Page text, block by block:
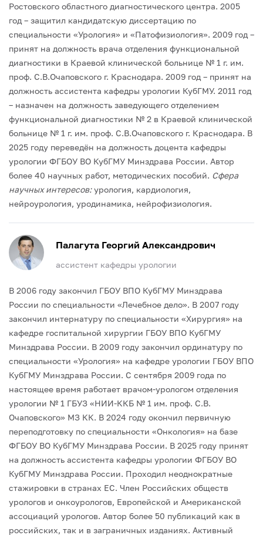
Ростовского областного диагностического центра. 2005
год – защитил кандидатскую диссертацию по
специальности «Урология» и «Патофизиология». 2009 год –
принят на должность врача отделения функциональной
диагностики в Краевой клинической больнице № 1 г. им.
проф. С.В.Очаповского г. Краснодара. 2009 год – принят на
должность ассистента кафедры урологии КубГМУ. 2011 год
– назначен на должность заведующего отделением
функциональной диагностики № 2 в Краевой клинической
больнице № 1 г. им. проф. С.В.Очаповского г. Краснодара. В
2025 году переведён на должность доцента кафедры
урологии ФГБОУ ВО КубГМУ Минздрава России. Автор
более 40 научных работ, методических пособий. Сфера
научных интересов:урология, кардиология,
нейроурология, уродинамика, нейрофизиология.
Палагута Георгий Александрович
ассистент кафедры урологии
В 2006 году закончил ГБОУ ВПО КубГМУ Минздрава
России по специальности «Лечебное дело». В 2007 году
закончил интернатуру по специальности «Хирургия» на
кафедре госпитальной хирургии ГБОУ ВПО КубГМУ
Минздрава России. В 2009 году закончил ординатуру по
специальности «Урология» на кафедре урологии ГБОУ ВПО
КубГМУ Минздрава России. С сентября 2009 года по
настоящее время работает врачом-урологом отделения
урологии № 1 ГБУЗ «НИИ-ККБ № 1 им. проф. С.В.
Очаповского» МЗ КК. В 2024 году окончил первичную
переподготовку по специальности «Онкология» на базе
ФГБОУ ВО КубГМУ Минздрава России. В 2025 году принят
на должность ассистента кафедры урологии ФГБОУ ВО
КубГМУ Минздрава России. Проходил неоднократные
стажировки в странах ЕС. Член Российских обществ
урологов и онкоурологов, Европейской и Американской
ассоциаций урологов. Автор более 50 публикаций как в
российских, так и в заграничных изданиях. Активный